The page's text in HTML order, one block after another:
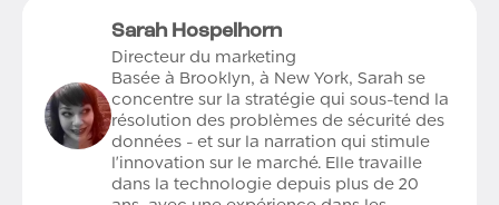
Sarah Hospelhorn
Directeur du marketing
Basée à Brooklyn, à New York, Sarah se
concentre sur la stratégie qui sous-tend la
résolution des problèmes de sécurité des
données - et sur la narration qui stimule
l'innovation sur le marché. Elle travaille
dans la technologie depuis plus de 20